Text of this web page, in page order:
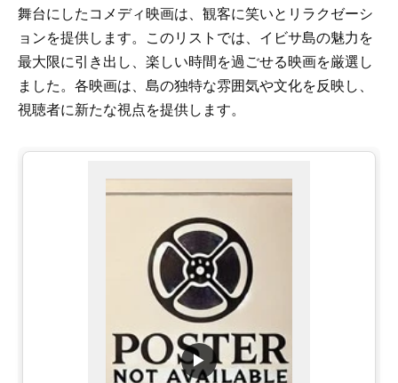
舞台にしたコメディ映画は、観客に笑いとリラクゼーシ
ョンを提供します。このリストでは、イビサ島の魅力を
最大限に引き出し、楽しい時間を過ごせる映画を厳選し
ました。各映画は、島の独特な雰囲気や文化を反映し、
視聴者に新たな視点を提供します。
▶